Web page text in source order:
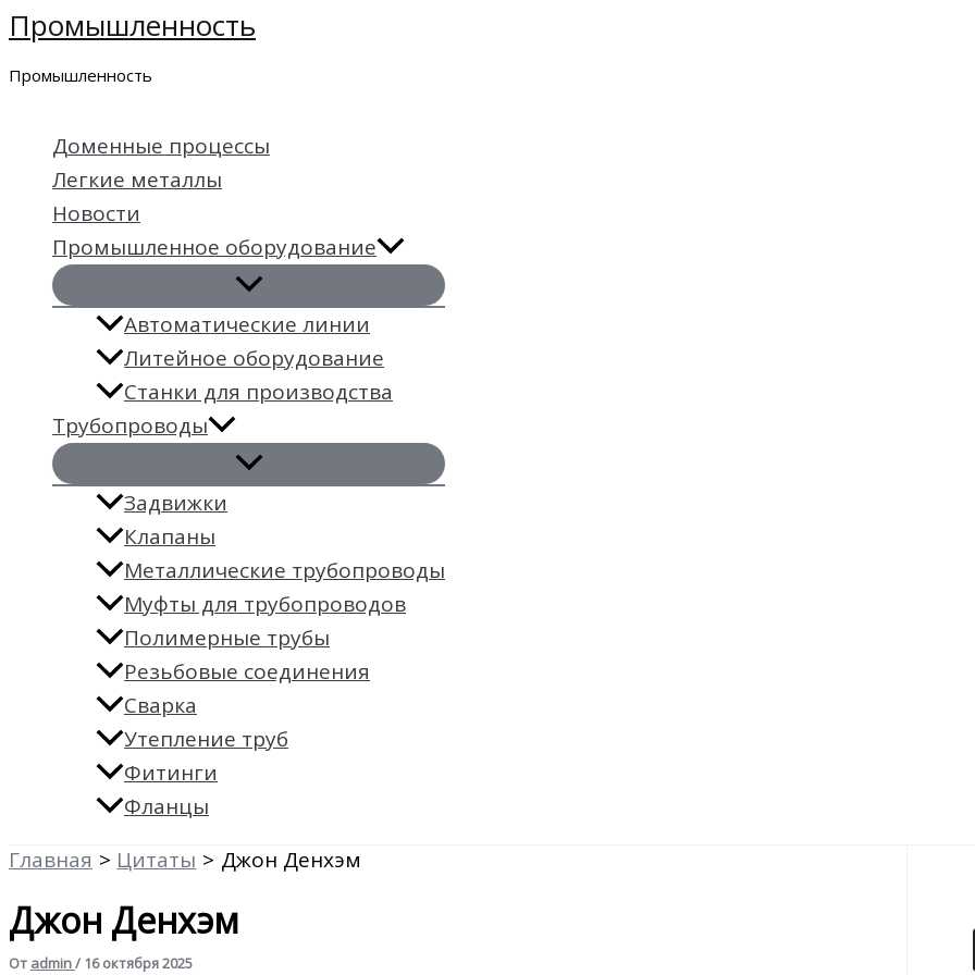
Перейти
содержимому
Промышленность
Промышленность
Доменные процессы
Легкие металлы
Новости
Промышленное оборудование
Автоматические линии
Литейное оборудование
Станки для производства
Трубопроводы
Задвижки
Клапаны
Металлические трубопроводы
Муфты для трубопроводов
Полимерные трубы
Резьбовые соединения
Сварка
Утепление труб
Фитинги
Фланцы
Главная
Цитаты Джон Денхэм
Джон Денхэм
От admin/ 16 октября 2025